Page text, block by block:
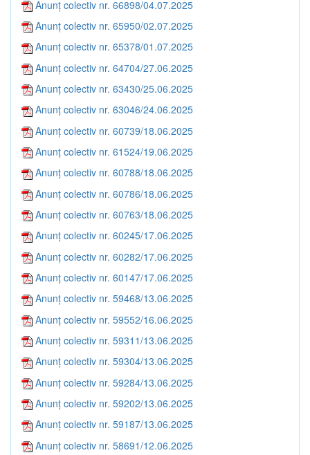
Anunț colectiv nr. 66898/04.07.2025
Anunț colectiv nr. 65950/02.07.2025
Anunț colectiv nr. 65378/01.07.2025
Anunț colectiv nr. 64704/27.06.2025
Anunț colectiv nr. 63430/25.06.2025
Anunț colectiv nr. 63046/24.06.2025
Anunț colectiv nr. 60739/18.06.2025
Anunț colectiv nr. 61524/19.06.2025
Anunț colectiv nr. 60788/18.06.2025
Anunț colectiv nr. 60786/18.06.2025
Anunț colectiv nr. 60763/18.06.2025
Anunț colectiv nr. 60245/17.06.2025
Anunț colectiv nr. 60282/17.06.2025
Anunț colectiv nr. 60147/17.06.2025
Anunț colectiv nr. 59468/13.06.2025
Anunț colectiv nr. 59552/16.06.2025
Anunț colectiv nr. 59311/13.06.2025
Anunț colectiv nr. 59304/13.06.2025
Anunț colectiv nr. 59284/13.06.2025
Anunț colectiv nr. 59202/13.06.2025
Anunț colectiv nr. 59187/13.06.2025
Anunț colectiv nr. 58691/12.06.2025